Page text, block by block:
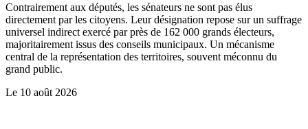
Contrairement aux députés, les sénateurs ne sont pas élus
directement par les citoyens. Leur désignation repose sur un suffrage
universel indirect exercé par près de 162 000 grands électeurs,
majoritairement issus des conseils municipaux. Un mécanisme
central de la représentation des territoires, souvent méconnu du
grand public.
Le 10 août 2026